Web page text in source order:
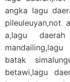
angka lagu
pileuleuyan,not
a,lagu
batak
betawi,lagu